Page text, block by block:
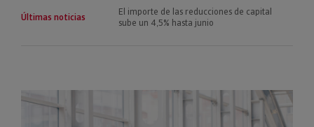
Últimas noticias
Las empresas gallegas presentan un
riesgo máximo o elevado de impago del
24%